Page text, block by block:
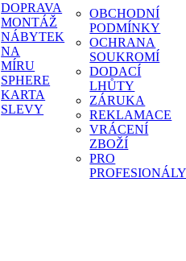
DOPRAVA
MONTÁŽ
NÁBYTEK
NA
MÍRU
SPHERE
KARTA
SLEVY
OBCHODNÍ
PODMÍNKY
OCHRANA
SOUKROMÍ
DODACÍ
LHŮTY
ZÁRUKA
REKLAMACE
VRÁCENÍ
ZBOŽÍ
PRO